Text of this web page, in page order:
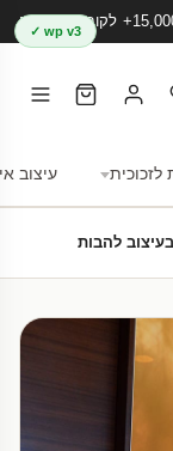
לזכוכית עיצוב
wp v3 ✓
להבות